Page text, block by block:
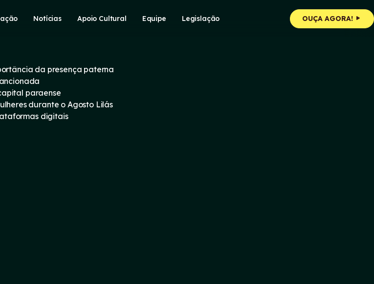
Notícias Apoio Cultural Equipe Legislação OUÇA AGORA!
da presença paterna
paraense
durante o Agosto Lilás
digitais